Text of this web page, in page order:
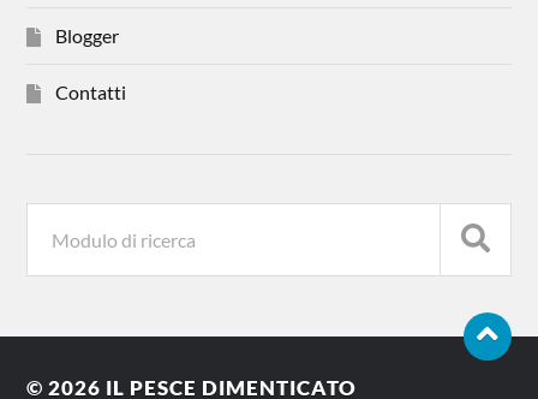
Blogger
Contatti
© 2026 IL PESCE DIMENTICATO